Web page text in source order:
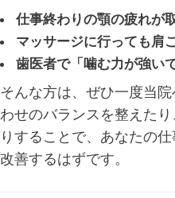
仕事終わりの顎の疲れが
マッサージに行っても肩
歯医者で「噛む力が強い
そんな方は、ぜひ一度当
わせのバランスを整えた
りすることで、あなたの
改善するはずです。